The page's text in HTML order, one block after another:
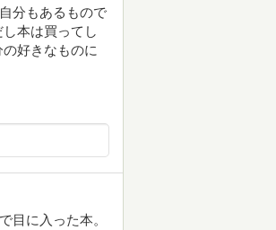
分もあるもので
本は買ってし
好きなものに
目に入った本。